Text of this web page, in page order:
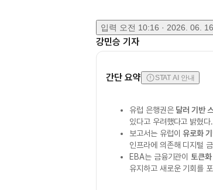
입력 오전 10:16 · 2026. 06. 16.
강민승 기자
간단 요약 STAT AI 안내
유럽 은행권은 달러 기반
있다고 우려했다고 밝혔다.
보고서는 유럽이유로화
인프라에 의존해 디지털
EBA는 금융기관이 토큰화
유지하고 새로운 기회를